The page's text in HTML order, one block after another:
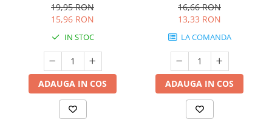
19,95 RON
15,96 RON
IN STOC
ADAUGA IN COS
16,66 RON
13,33 RON
LA COMANDA
ADAUGA IN COS